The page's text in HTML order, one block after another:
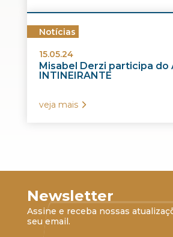
Notícias
15.05.24
Misabel Derzi participa do
INTINEIRANTE
veja mais
Newsletter
Assine e receba nossas
seu email.